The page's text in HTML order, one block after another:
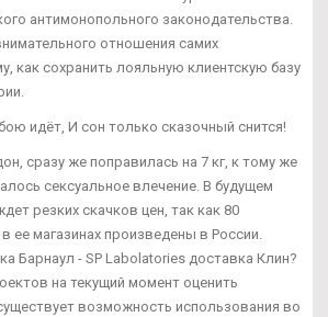
антимонопольного законодательства.
отношения самих
как сохранить лояльную клиентскую базу
идёт, И сон только сказочный снится!
сразу же поправилась на 7 кг, к тому же
сексуальное влечение. В будущем
резких скачков цен, так как 80
ее магазинах произведены в России.
Барнаул - SP Labolatories доставка Клин?
на текущий момент оценить
возможность использования во